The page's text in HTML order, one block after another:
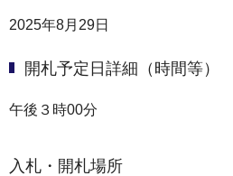
2025年8月29日
開札予定日詳細（時間等）
午後３時00分
入札・開札場所